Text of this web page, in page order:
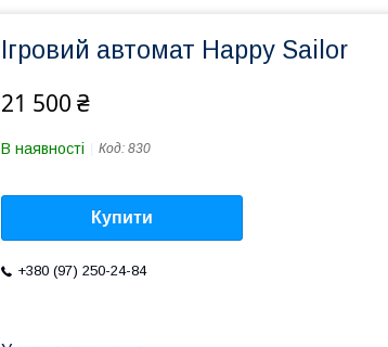
Ігровий автомат Happy Sailor
21 500 ₴
В наявності Код: 830
Купити
+380 (97) 250-24-84